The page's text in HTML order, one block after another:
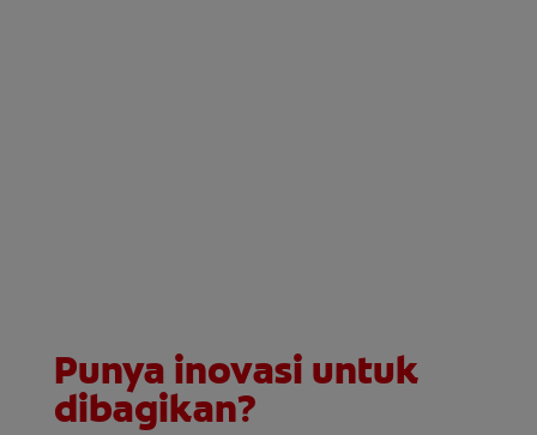
Punya inovasi untuk
dibagikan?